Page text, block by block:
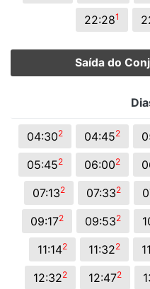
22:281
Saída do
04:302 04:452
05:452 06:002
07:132 07:332
09:172 09:532
11:142 11:322
12:322 12:472